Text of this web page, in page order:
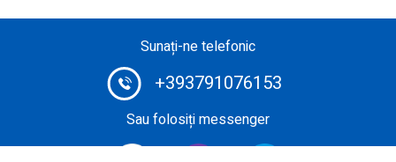
Sunați-ne telefonic
+393791076153
Sau folosiți messenger